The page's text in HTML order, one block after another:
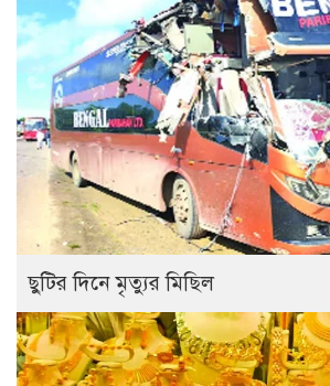
ছুটির দিনে মৃত্যুর মিছিল